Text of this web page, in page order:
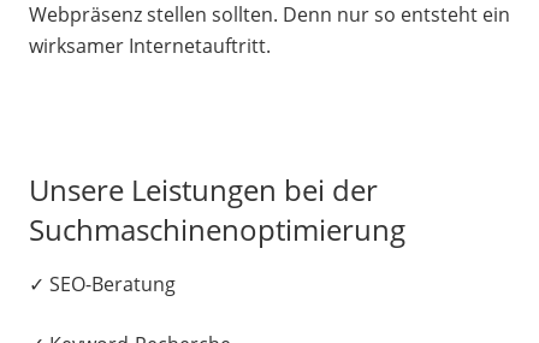
Webpräsenz stellen sollten. Denn nur so entsteht ein
wirksamer Internetauftritt.
Unsere Leistungen bei der
Suchmaschinenoptimierung
✓ SEO-Beratung